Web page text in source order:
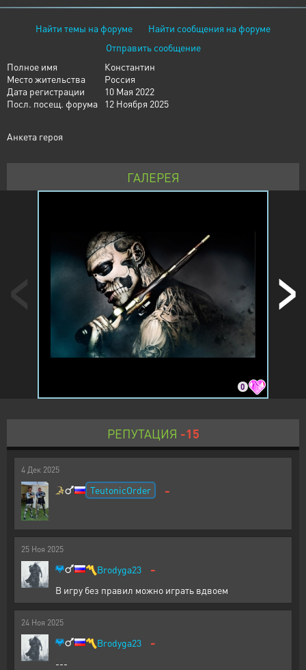
Найти темы на форуме
Найти сообщения на форуме
Отправить сообщение
Полное имя
Константин
Место жительства
Россия
Дата регистрации
10 Мая 2022
Посл. посещ. форума
12 Ноября 2025
Анкета героя
ГАЛЕРЕЯ
0
РЕПУТАЦИЯ -15
4 Дек 2025
TeutonicOrder -
25 Ноя 2025
〽️Brodyga23 -
В игру без правил можно играть вдвоем
24 Ноя 2025
〽️Brodyga23 -
---